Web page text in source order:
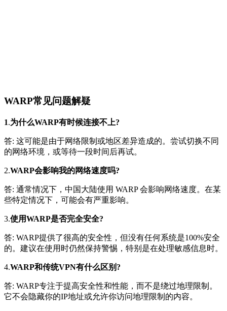
WARP常见问题解疑
1.为什么WARP有时候连接不上?
答: 这可能是由于网络限制或地区差异造成的。尝试切换不同
的网络环境，或等待一段时间后再试。
2.WARP会影响我的网络速度吗?
答: 通常情况下，中国大陆使用 WARP 会影响网络速度。在某
些特定情况下，可能会有严重影响。
3.使用WARP是否完全安全?
答: WARP提供了很高的安全性，但没有任何系统是100%安全
的。建议在使用时仍然保持警惕，特别是在处理敏感信息时。
4.WARP和传统VPN有什么区别?
答: WARP专注于提高安全性和性能，而不是绕过地理限制。
它不会隐藏你的IP地址或允许你访问地理限制的内容。